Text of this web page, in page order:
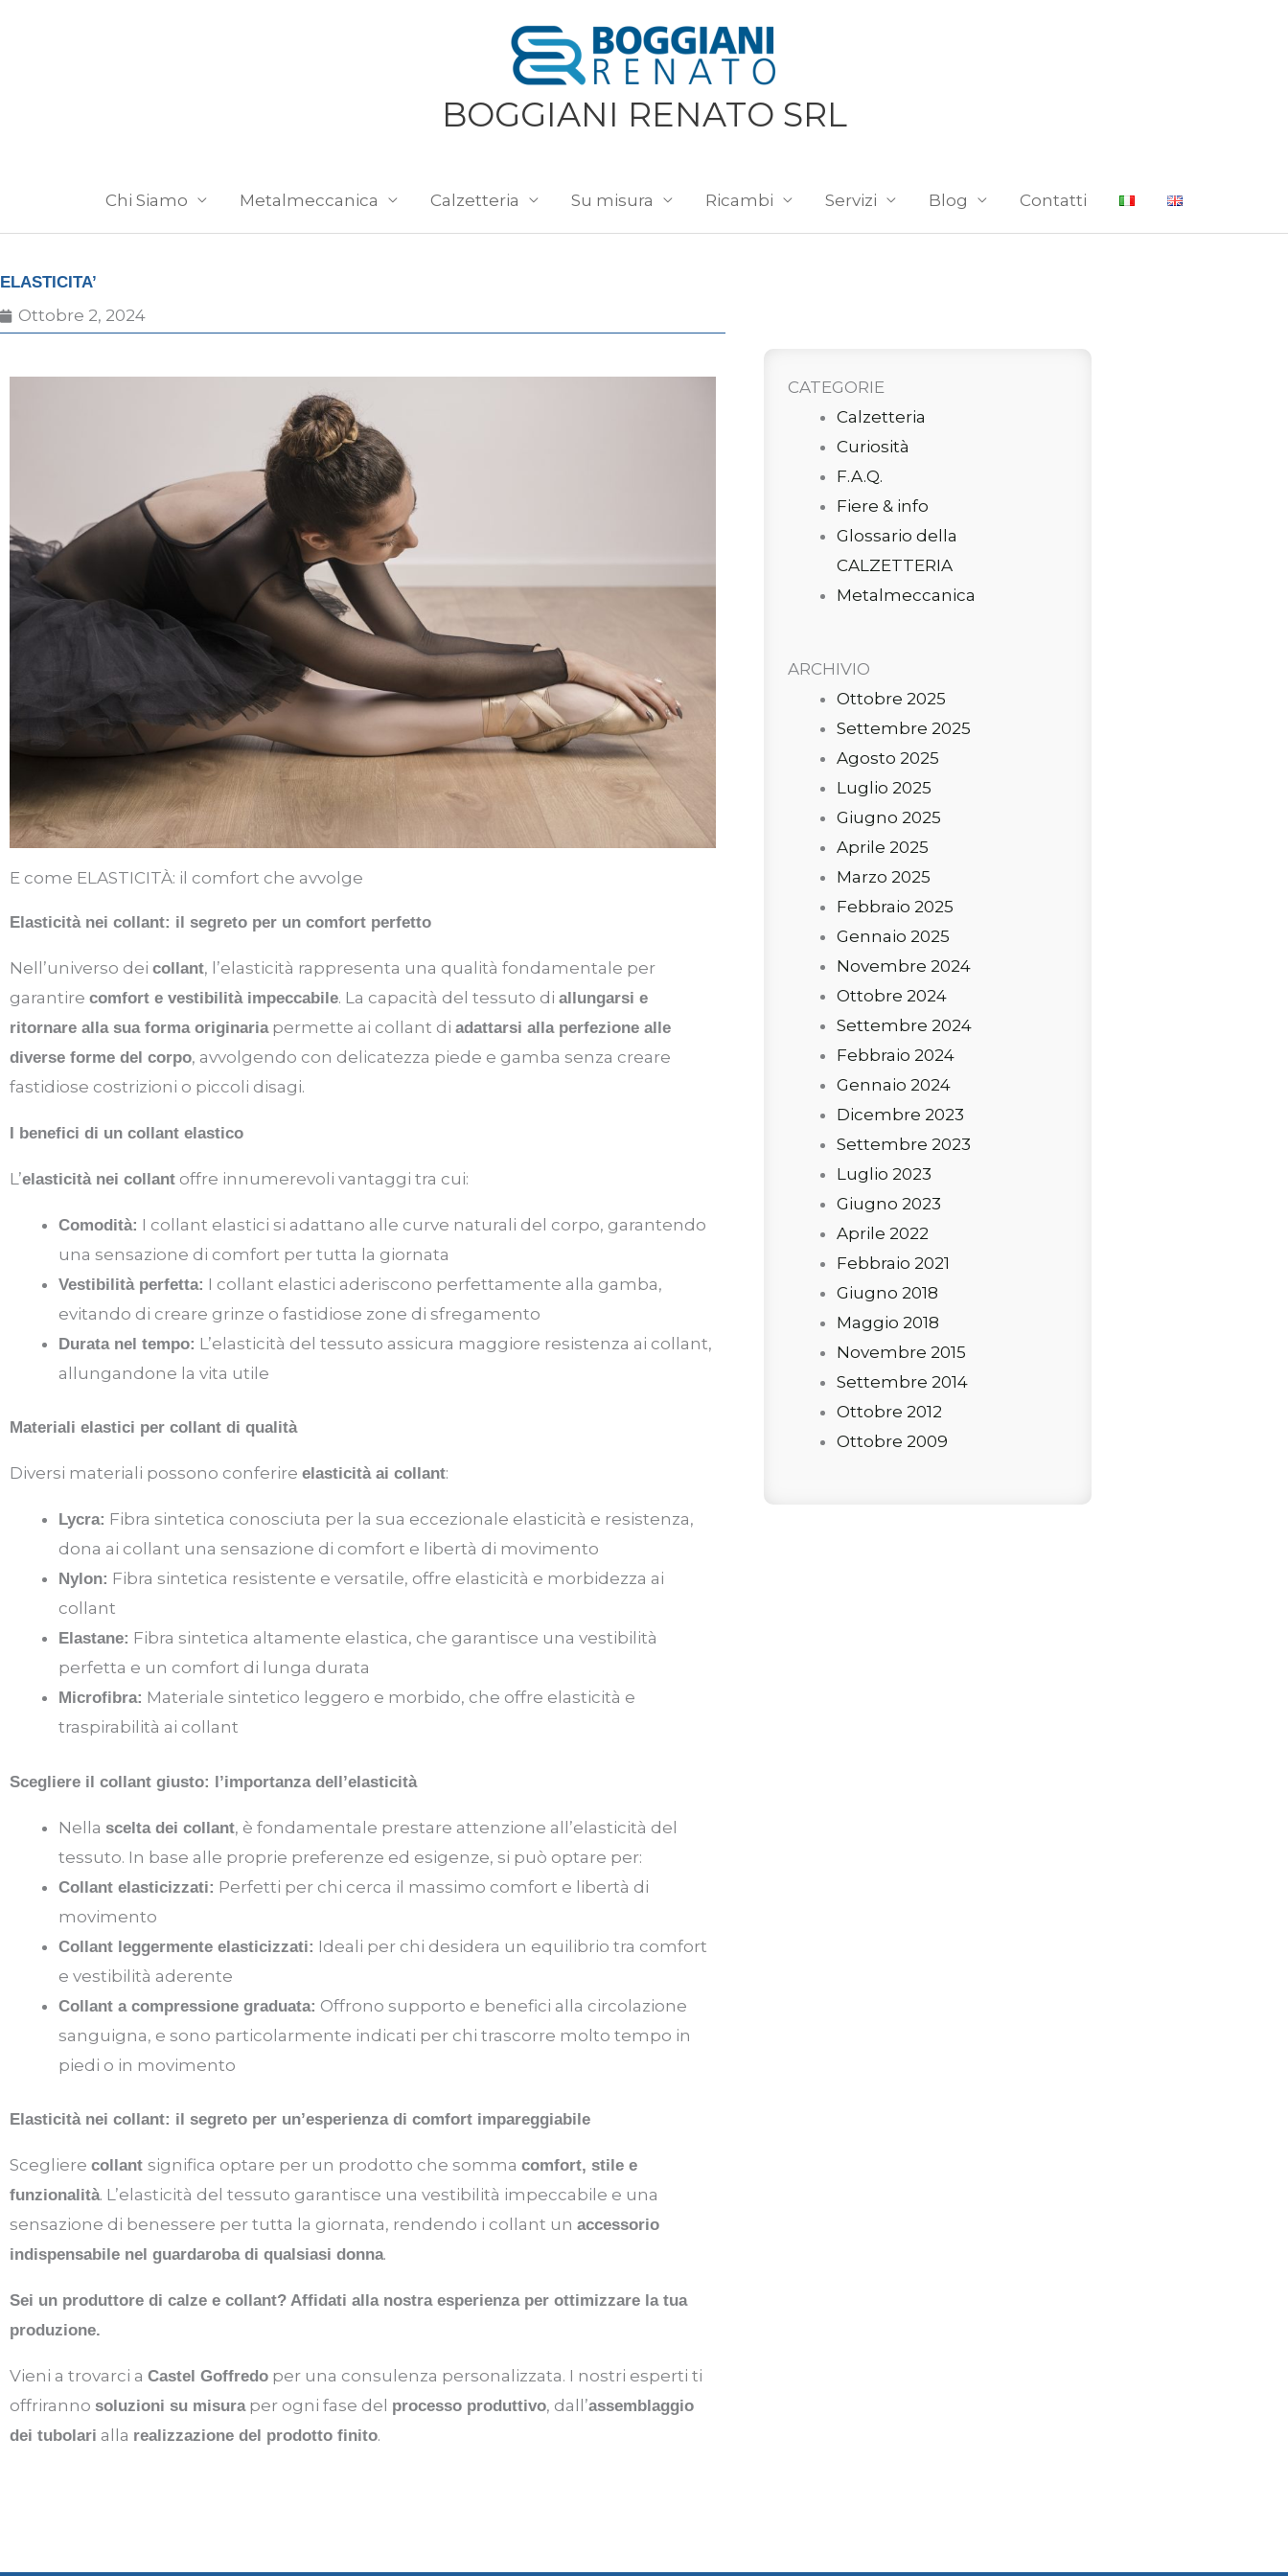
BOGGIANI RENATO SRL
Chi Siamo Metalmeccanica Calzetteria Su misura Ricambi Servizi Blog Contatti
ELASTICITA’
Ottobre 2, 2024
E come ELASTICITÀ: il comfort che avvolge
Elasticità nei collant: il segreto per un comfort perfetto
Nell’universo dei collant, l’elasticità rappresenta una qualità fondamentale per
garantire comfort e vestibilità impeccabile. La capacità del tessuto di allungarsi e
ritornare alla sua forma originariapermette ai collant di adattarsi alla perfezione alle
diverse forme del corpo, avvolgendo con delicatezza piede e gamba senza creare
fastidiose costrizioni o piccoli disagi.
I benefici di un collant elastico
L’elasticità nei collant offre innumerevoli vantaggi tra cui:
Comodità: I collant elastici si adattano alle curve naturali del corpo, garantendo
una sensazione di comfort per tutta la giornata
Vestibilità perfetta: I collant elastici aderiscono perfettamente alla gamba,
evitando di creare grinze o fastidiose zone di sfregamento
Durata nel tempo: L’elasticità del tessuto assicura maggiore resistenza ai collant,
allungandone la vita utile
Materiali elastici per collant di qualità
Diversi materiali possono conferire elasticità ai collant:
Lycra: Fibra sintetica conosciuta per la sua eccezionale elasticità e resistenza,
dona ai collant una sensazione di comfort e libertà di movimento
Nylon: Fibra sintetica resistente e versatile, offre elasticità e morbidezza ai
collant
Elastane: Fibra sintetica altamente elastica, che garantisce una vestibilità
perfetta e un comfort di lunga durata
Microfibra: Materiale sintetico leggero e morbido, che offre elasticità e
traspirabilità ai collant
Scegliere il collant giusto: l’importanza dell’elasticità
Nella scelta dei collant, è fondamentale prestare attenzione all’elasticità del
tessuto. In base alle proprie preferenze ed esigenze, si può optare per:
Collant elasticizzati: Perfetti per chi cerca il massimo comfort e libertà di
movimento
Collant leggermente elasticizzati: Ideali per chi desidera un equilibrio tra comfort
e vestibilità aderente
Collant a compressione graduata: Offrono supporto e benefici alla circolazione
sanguigna, e sono particolarmente indicati per chi trascorre molto tempo in
piedi o in movimento
Elasticità nei collant: il segreto per un’esperienza di comfort impareggiabile
Scegliere collant significa optare per un prodotto che somma comfort, stile e
funzionalità. L’elasticità del tessuto garantisce una vestibilità impeccabile e una
sensazione di benessere per tutta la giornata, rendendo i collant un accessorio
indispensabile nel guardaroba di qualsiasi donna.
Sei un produttore di calze e collant? Affidati alla nostra esperienza per ottimizzare la tua
produzione.
Vieni a trovarci a Castel Goffredo per una consulenza personalizzata. I nostri esperti ti
offriranno soluzioni su misuraper ogni fase del processo produttivo, dall’assemblaggio
dei tubolari alla realizzazione del prodotto finito.
CATEGORIE
Calzetteria
Curiosità
F.A.Q.
Fiere & info
Glossario della
CALZETTERIA
Metalmeccanica
ARCHIVIO
Ottobre 2025
Settembre 2025
Agosto 2025
Luglio 2025
Giugno 2025
Aprile 2025
Marzo 2025
Febbraio 2025
Gennaio 2025
Novembre 2024
Ottobre 2024
Settembre 2024
Febbraio 2024
Gennaio 2024
Dicembre 2023
Settembre 2023
Luglio 2023
Giugno 2023
Aprile 2022
Febbraio 2021
Giugno 2018
Maggio 2018
Novembre 2015
Settembre 2014
Ottobre 2012
Ottobre 2009